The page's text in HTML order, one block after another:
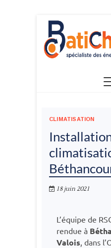
Skip
content
CLIMATISATION
18 juin 2021
L’équipe de
rendue à
Valois, dans